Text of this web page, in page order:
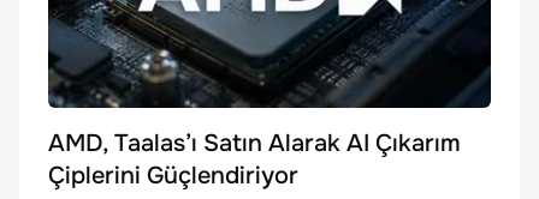
AMD, Taalas’ı Satın Alarak AI Çıkarım
Çiplerini Güçlendiriyor